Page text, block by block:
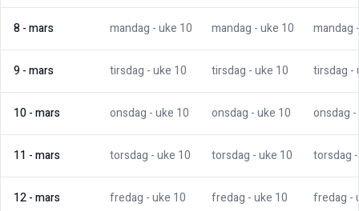
8-mars mandag - uke 10 mandag - uke 10 mandag
9-mars tirsdag - uke 10 tirsdag - uke 10 tirsdag -
10-mars onsdag - uke 10 onsdag - uke 10 onsdag
11 -mars torsdag - uke 10 torsdag - uke 10 torsdag
12-mars fredag - uke 10 fredag - uke 10 fredag -